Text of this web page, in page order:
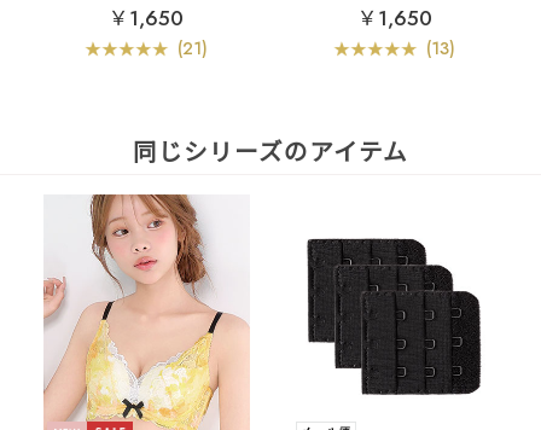
￥1,650
(21)
￥1,650
(13)
同じシリーズのアイテム